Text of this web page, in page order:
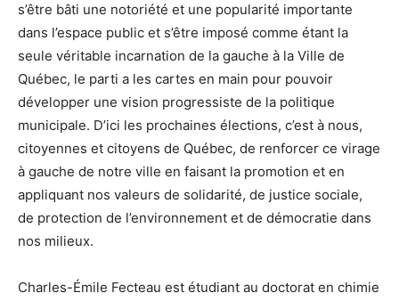
s’être bâti une notoriété et une popularité importante
dans l’espace public et s’être imposé comme étant la
seule véritable incarnation de la gauche à la Ville de
Québec, le parti a les cartes en main pour pouvoir
développer une vision progressiste de la politique
municipale. D’ici les prochaines élections, c’est à nous,
citoyennes et citoyens de Québec, de renforcer ce virage
à gauche de notre ville en faisant la promotion et en
appliquant nos valeurs de solidarité, de justice sociale,
de protection de l’environnement et de démocratie dans
nos milieux.
Charles-Émile Fecteau est étudiant au doctorat en chimie